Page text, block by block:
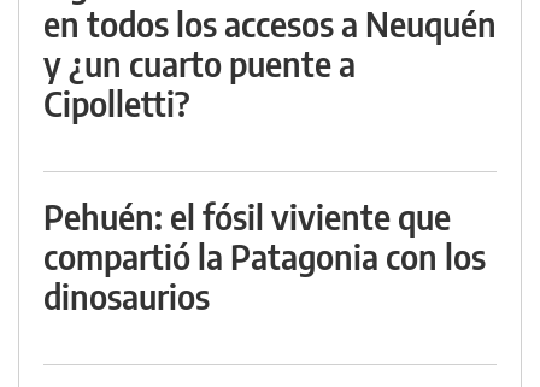
en todos los accesos a Neuquén
y ¿un cuarto puente a
Cipolletti?
Pehuén: el fósil viviente que
compartió la Patagonia con los
dinosaurios